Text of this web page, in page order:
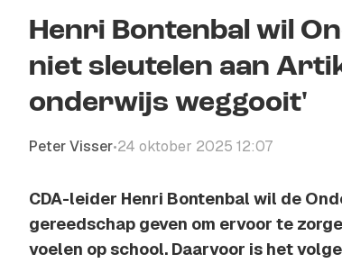
Henri Bontenbal wil
niet sleutelen aan
onderwijs weggooit'
Peter Visser•24 oktober 2025 12:07
CDA-leider Henri Bontenbal wil de
gereedschap geven om ervoor te
voelen op school. Daarvoor is het